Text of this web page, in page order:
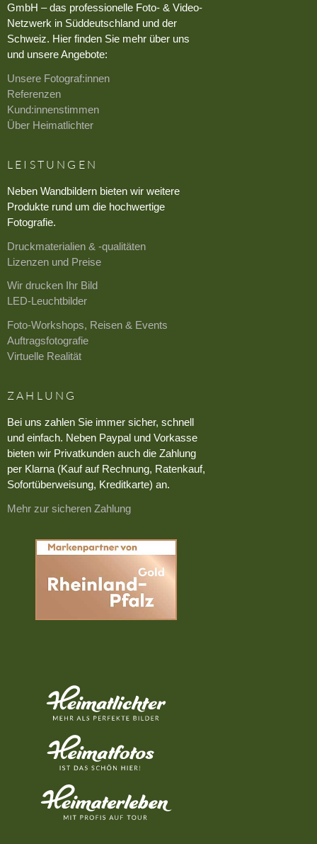
GmbH – das professionelle Foto- & Video-
Netzwerk in Süddeutschland und der
Schweiz. Hier finden Sie mehr über uns
und unsere Angebote:
Unsere Fotograf:innen
Referenzen
Kund:innenstimmen
Über Heimatlichter
LEISTUNGEN
Neben Wandbildern bieten wir weitere
Produkte rund um die hochwertige
Fotografie.
Druckmaterialien & -qualitäten
Lizenzen und Preise
Wir drucken Ihr Bild
LED-Leuchtbilder
Foto-Workshops, Reisen & Events
Auftragsfotografie
Virtuelle Realität
ZAHLUNG
Bei uns zahlen Sie immer sicher, schnell
und einfach. Neben Paypal und Vorkasse
bieten wir Privatkunden auch die Zahlung
per Klarna (Kauf auf Rechnung, Ratenkauf,
Sofortüberweisung, Kreditkarte) an.
Mehr zur sicheren Zahlung